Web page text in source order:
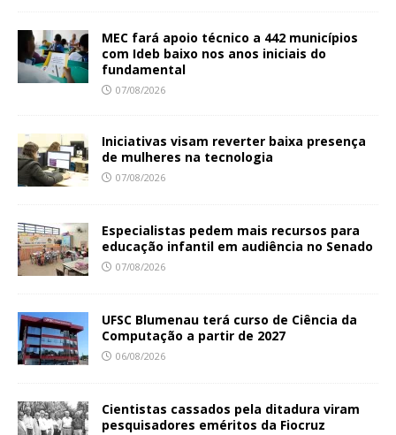
MEC fará apoio técnico a 442 municípios
com Ideb baixo nos anos iniciais do
fundamental
07/08/2026
Iniciativas visam reverter baixa presença
de mulheres na tecnologia
07/08/2026
Especialistas pedem mais recursos para
educação infantil em audiência no Senado
07/08/2026
UFSC Blumenau terá curso de Ciência da
Computação a partir de 2027
06/08/2026
Cientistas cassados pela ditadura viram
pesquisadores eméritos da Fiocruz